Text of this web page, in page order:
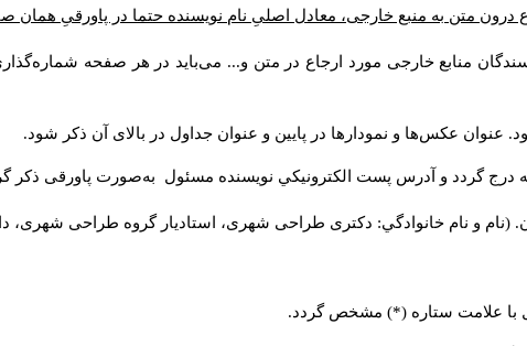
درون متن به منبع خارجی، معادل اصلیِ نام نویسنده حتما در پاورقیِ همان
منابع خارجی مورد ارجاع در متن و... می‌باید در هر صفحه
عنوان عکس‌ها و نمودارها در پایین و عنوان جداول در بالای آن ذکر شود.
گردد و آدرس پست الكترونيكي نويسنده مسئول به‌صورت پاورقی ذکر
(نام و نام خانوادگي: دکتری طراحی شهری، استادیار گروه طراحی شهری،
با علامت ستاره (*) مشخص گردد.